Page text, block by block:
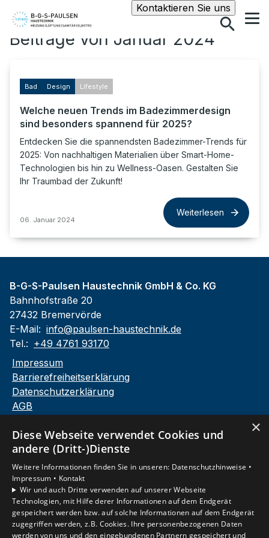
Kontaktieren Sie unsSuche
Beiträge von Januar 2024
Bad Design Lifestyle
Welche neuen Trends im Badezimmerdesign
sind besonders spannend für 2025?
Entdecken Sie die spannendsten Badezimmer-Trends für
2025: Von nachhaltigen Materialien über Smart-Home-
Technologien bis hin zu Wellness-Oasen. Gestalten Sie
Ihr Traumbad der Zukunft!
06. Januar 2024
Weiterlesen
B-G-S-Paulsen Haustechnik GmbH & Co. KG
Bahnhofstraße 20
27432 Bremervörde
E-Mail: info@paulsen-haustechnik.de
Tel.: +49 4761 93170
Impressum
Barrierefreiheitserklärung
Datenschutzerklärung
AGB
Unsere Bereiche
Privatkunden
Gewerbekunden
Karriere
Unternehmen
Kontakt
×
Diese Webseite verwendet Cookies und
andere (Dritt-)Dienste
Weitere Informationen finden Sie in unseren: Datenschutzhinweise •
Impressum • Kontakt
Wir und auch Dritte verwenden auf unserer Webseite
Technologien, mit Hilfe derer Informationen auf dem Endgerät
gespeichert werden bzw. auf solche Informationen auf dem Endgerät
zugegriffen werden, z.B. Cookies. Ihre personenbezogenen Daten
werden von uns und den eingebundenen Partnern gespeichert und